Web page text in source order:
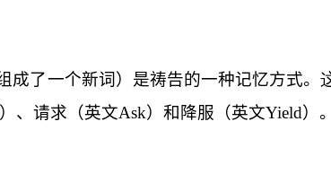
成了一个新词）是祷告的一种记忆方式。
）、请求（英文Ask）和降服（英文Yield）。